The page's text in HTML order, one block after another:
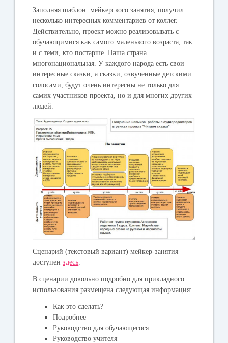
Заполняя шаблон мейкерского занятия, получил
несколько интересных комментариев от коллег.
Действительно, проект можно реализовывать с
обучающимися как самого маленького возраста, так
и с теми, кто постарше. Наша страна
многонациональная. У каждого народа есть свои
интересные сказки, а сказки, озвученные детскими
голосами, будут очень интересны не только для
самих участников проекта, но и для многих других
людей.
Сценарий (текстовый вариант) мейкер-занятия
доступенздесь
В сценарии довольно подробно для прикладного
использования размещена следующая информация:
Как это сделать?
Подробнее
Руководство для обучающегося
Руководство учителя